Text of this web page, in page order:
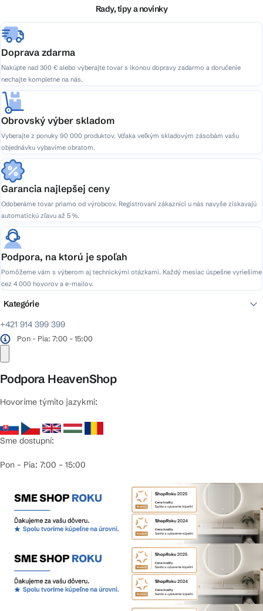
e
Rady, tipy a novinky
Doprava zdarma
Nakúpte nad 300 € alebo vyberajte tovar s ikonou dopravy zadarmo a doručenie
nechajte kompletne na nás.
Obrovský výber skladom
Vyberajte z ponuky 90 000 produktov. Vďaka veľkým skladovým zásobám vašu
objednávku vybavíme obratom.
Garancia najlepšej ceny
Odoberáme tovar priamo od výrobcov. Registrovaní zákazníci u nás navyše získavajú
automatickú zľavu až 5 %.
Podpora, na ktorú je spoľah
Pomôžeme vám s výberom aj technickými otázkami. Každý mesiac úspešne vyriešime
cez 4 000 hovorov a e-mailov.
+421 914 399 399
Pon - Pia: 7:00 - 15:00
Podpora HeavenShop
Hovoríme týmito jazykmi:
Sme dostupní:
Pon – Pia: 7:00 – 15:00
Kategórie